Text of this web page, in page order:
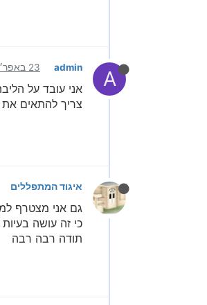
A
admin 23 באפר׳ 2020, 23:59
אני עובד על
צריך להתאים את
איגוד המתפללים
גם אני מצטרף
כי זה עושה
תודה רבה רבה